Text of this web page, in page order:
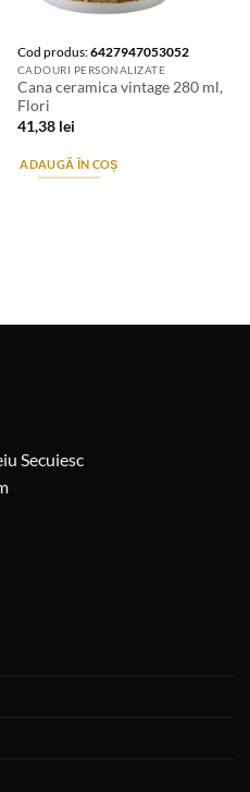
Cod produs:6427947053052
CADOURI PERSONALIZATE
Cana ceramica vintage 280 ml,
Flori
41,38 lei
ADAUGĂ ÎN COȘ
Secuiesc